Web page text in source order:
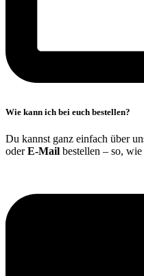
Wie kann ich bei euch bestellen?
Du kannst ganz einfach über
oderE-Mail bestellen – so,